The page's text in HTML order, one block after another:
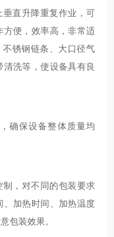
直升降重复作业，可
方便，效率高，非常适
锈钢链条、大口径气
洗等，使设备具有良
保设备整体质量均
，对不同的包装要求
、加热时间、加热温度
包装效果。